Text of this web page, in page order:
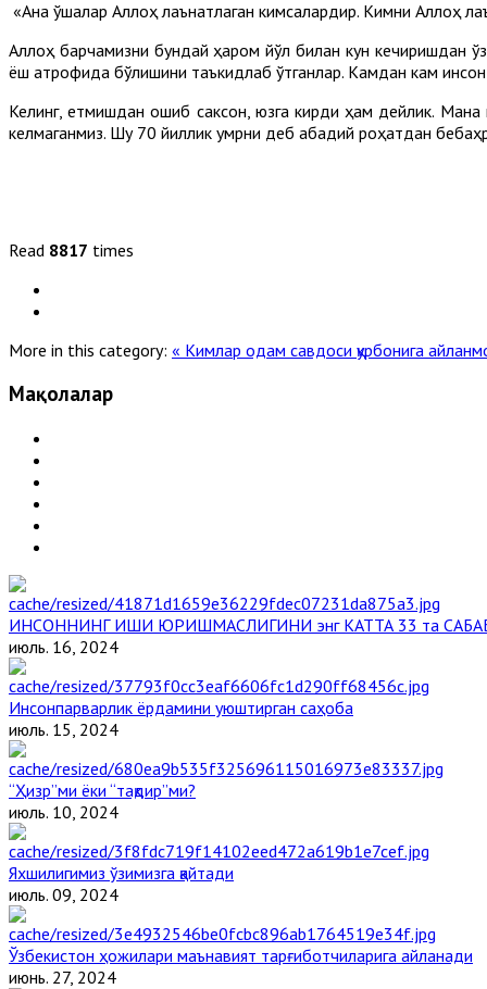
«Ана ўшалар Аллоҳ лаънатлаган кимсалардир. Кимни Аллоҳ
Аллоҳ барчамизни бундай ҳаром йўл билан кун кечиришдан
ёш атрофида бўлишини таъкидлаб ўтганлар. Камдан кам
Келинг, етмишдан ошиб саксон, юзга кирди ҳам дейлик. Мана
келмаганмиз. Шу 70 йиллик умрни деб абадий роҳатдан
Read 8817 times
More in this category: « Кимлар одам савдоси қурбонига
Мақолалар
ИНСОННИНГ ИШИ ЮРИШМАСЛИГИНИ энг КАТТА 33 та
июль. 16, 2024
Инсонпарварлик ёрдамини уюштирган саҳоба
июль. 15, 2024
“Ҳизр”ми ёки “тақдир”ми?
июль. 10, 2024
Яхшилигимиз ўзимизга қайтади
июль. 09, 2024
Ўзбекистон ҳожилари маънавият тарғиботчиларига айланади
июнь. 27, 2024